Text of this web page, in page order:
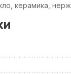
керамика,